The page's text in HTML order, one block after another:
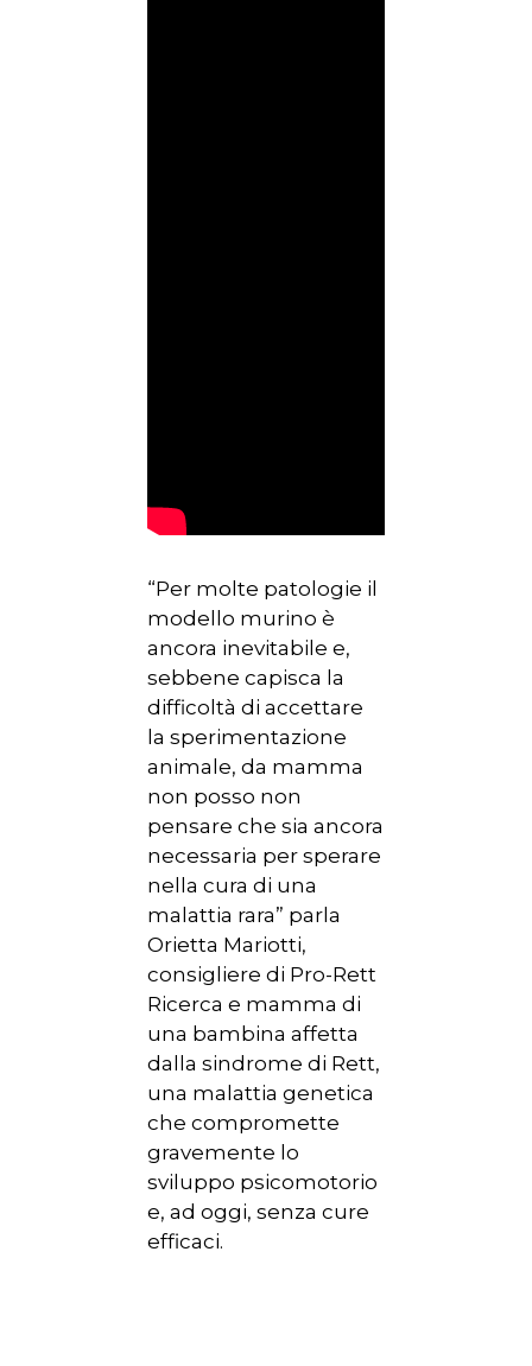
“Per molte patologie il
modello murino è
ancora inevitabile e,
sebbene capisca la
difficoltà di accettare
la sperimentazione
animale, da mamma
non posso non
pensare che sia ancora
necessaria per sperare
nella cura di una
malattia rara” parla
Orietta Mariotti,
consigliere di Pro-Rett
Ricerca e mamma di
una bambina affetta
dalla sindrome di Rett,
una malattia genetica
che compromette
gravemente lo
sviluppo psicomotorio
e, ad oggi, senza cure
efficaci.
CHI SIAMO